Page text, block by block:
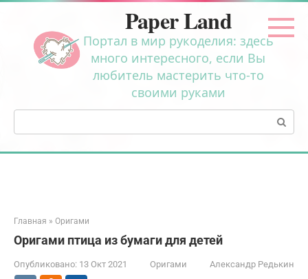
Перейти
контенту
Paper Land
Портал в мир рукоделия: здесь
много интересного, если Вы
любитель мастерить что-то
своими руками
Поиск:
Главная » Оригами
Оригами птица из бумаги для детей
Опубликовано: 13 Окт 2021 Оригами Александр Редькин